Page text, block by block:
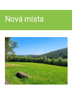
Nová místa